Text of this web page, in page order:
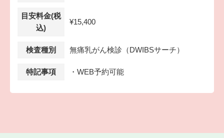
目安料金(税
込)
¥15,400
検査種別 無痛乳がん検診（DWIBSサーチ）
特記事項 ・WEB予約可能